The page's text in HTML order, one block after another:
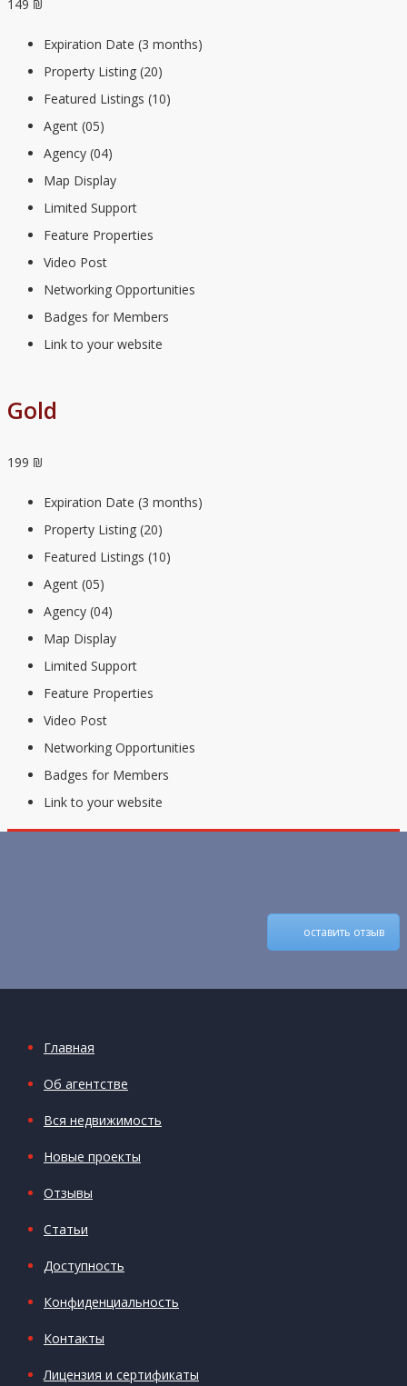
149 ₪
Expiration Date (3 months)
Property Listing (20)
Featured Listings (10)
Agent (05)
Agency (04)
Map Display
Limited Support
Feature Properties
Video Post
Networking Opportunities
Badges for Members
Link to your website
Gold
199 ₪
Expiration Date (3 months)
Property Listing (20)
Featured Listings (10)
Agent (05)
Agency (04)
Map Display
Limited Support
Feature Properties
Video Post
Networking Opportunities
Badges for Members
Link to your website
оставить отзыв
Главная
Об агентстве
Вся недвижимость
Новые проекты
Отзывы
Статьи
Доступность
Конфиденциальность
Контакты
Лицензия и сертификаты